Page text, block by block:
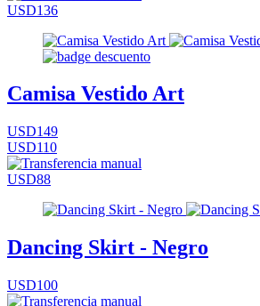
USD136
Camisa Vestido Art
USD149
USD110
USD88
Dancing Skirt - Negro
USD100